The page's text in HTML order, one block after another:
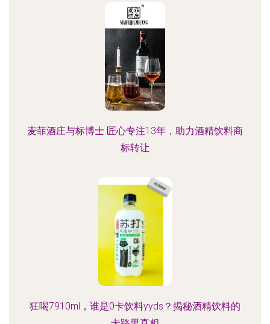
麦菲酒庄与标博士 匠心专注13年，助力酒精饮料商
标转让
狂喝7910ml，谁是0卡饮料yyds？揭秘酒精饮料的